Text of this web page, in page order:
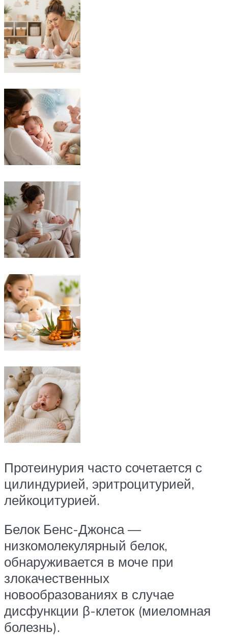
Протеинурия часто сочетается с
цилиндурией, эритроцитурией,
лейкоцитурией.
Белок Бенс-Джонса —
низкомолекулярный белок,
обнаруживается в моче при
злокачественных
новообразованиях в случае
дисфункции β-клеток (миеломная
болезнь).